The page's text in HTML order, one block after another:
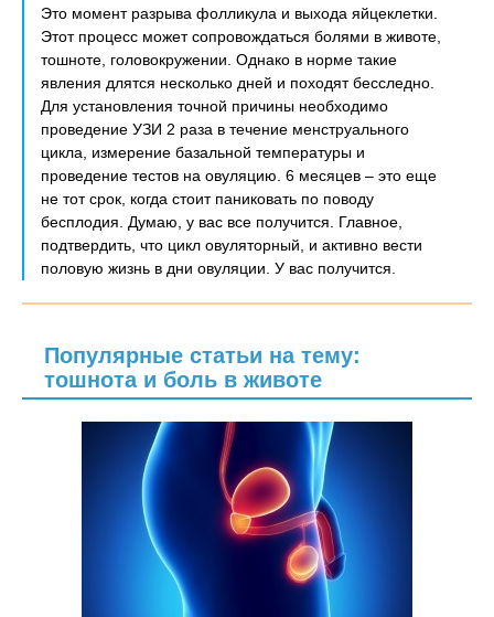
Это момент разрыва фолликула и выхода яйцеклетки.
Этот процесс может сопровождаться болями в животе,
тошноте, головокружении. Однако в норме такие
явления длятся несколько дней и походят бесследно.
Для установления точной причины необходимо
проведение УЗИ 2 раза в течение менструального
цикла, измерение базальной температуры и
проведение тестов на овуляцию. 6 месяцев – это еще
не тот срок, когда стоит паниковать по поводу
бесплодия. Думаю, у вас все получится. Главное,
подтвердить, что цикл овуляторный, и активно вести
половую жизнь в дни овуляции. У вас получится.
Популярные статьи на тему:
тошнота и боль в животе